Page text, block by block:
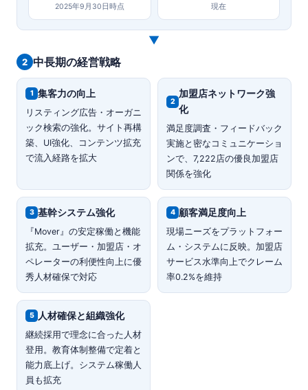
2025年9月30日時点 現在
▼
2 中長期の経営戦略
1 集客力の向上
リスティング広告・オーガニ
ック検索の強化。サイト再構
築、UI強化、コンテンツ拡充
で流入経路を拡大
2
加盟店ネットワーク強
化
満足度調査・フィードバック
実施と密なコミュニケーショ
ンで、7,222店の優良加盟店
関係を強化
3 基幹システム強化
『Mover』の安定稼働と機能
拡充。ユーザー・加盟店・オ
ペレーターの利便性向上に優
秀人材確保で対応
4 顧客満足度向上
現場ニーズをプラットフォー
ム・システムに反映。加盟店
サービス水準向上でクレーム
率0.2%を維持
5 人材確保と組織強化
継続採用で理念に合った人材
登用。教育体制整備で定着と
能力底上げ。システム稼働人
員も拡充